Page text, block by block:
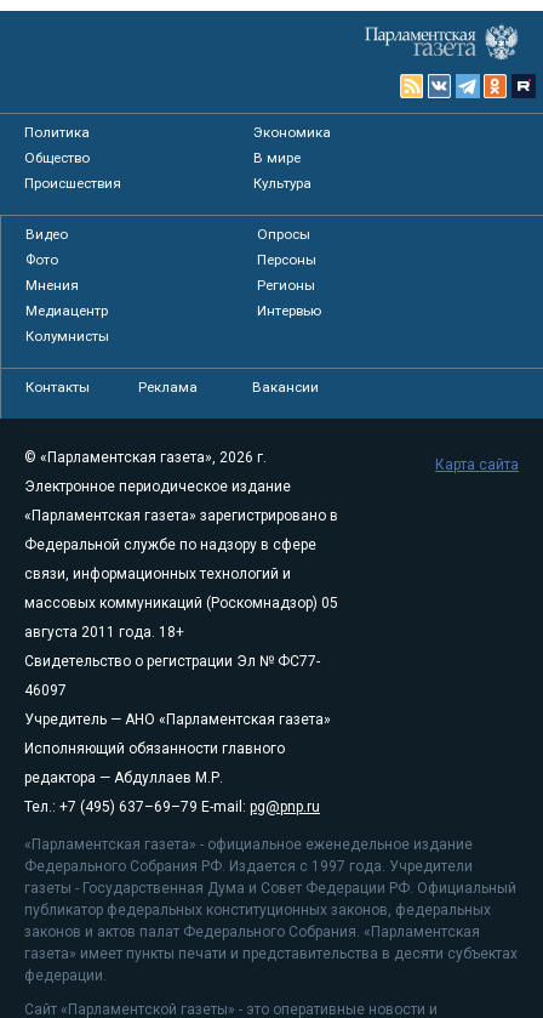
Политика
Экономика
Общество
В мире
Происшествия
Культура
Видео
Опросы
Фото
Персоны
Мнения
Регионы
Медиацентр
Интервью
Колумнисты
Контакты Реклама Вакансии
© «Парламентская газета», 2026 г.
Электронное периодическое издание
«Парламентская газета» зарегистрировано в
Федеральной службе по надзору в сфере
связи, информационных технологий и
массовых коммуникаций (Роскомнадзор) 05
августа 2011 года. 18+
Свидетельство о регистрации Эл № ФС77-
46097
Учредитель — АНО «Парламентская газета»
Исполняющий обязанности главного
редактора — Абдуллаев М.Р.
Тел.: +7 (495) 637–69–79 E-mail: pg@pnp.ru
«Парламентская газета» - официальное еженедельное издание
Федерального Собрания РФ. Издается с 1997 года. Учредители
газеты - Государственная Дума и Совет Федерации РФ. Официальный
публикатор федеральных конституционных законов, федеральных
законов и актов палат Федерального Собрания. «Парламентская
газета» имеет пункты печати и представительства в десяти субъектах
федерации.
Сайт «Парламентской газеты» - это оперативные новости и
Карта сайта